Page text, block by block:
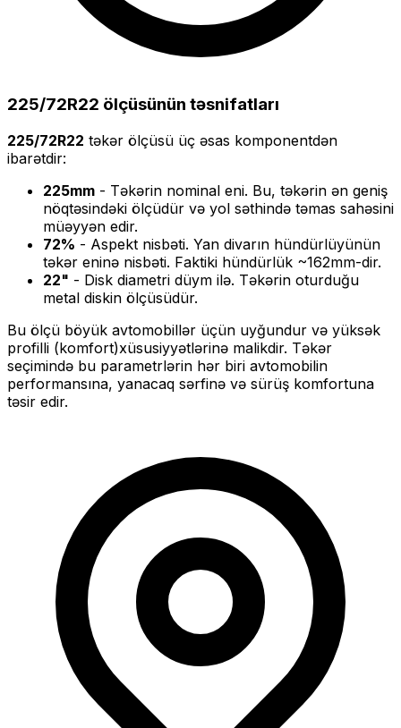
225/72R22 ölçüsünün təsnifatları
225/72R22 təkər ölçüsü üç əsas komponentdən
ibarətdir:
225mm - Təkərin nominal eni. Bu, təkərin ən geniş
nöqtəsindəki ölçüdür və yol səthində təmas sahəsini
müəyyən edir.
72% - Aspekt nisbəti. Yan divarın hündürlüyünün
təkər eninə nisbəti. Faktiki hündürlük ~162mm-dir.
22" - Disk diametri düym ilə. Təkərin oturduğu
metal diskin ölçüsüdür.
Bu ölçü böyük avtomobillər üçün uyğundur və yüksək
profilli (komfort)xüsusiyyətlərinə malikdir. Təkər
seçimində bu parametrlərin hər biri avtomobilin
performansına, yanacaq sərfinə və sürüş komfortuna
təsir edir.